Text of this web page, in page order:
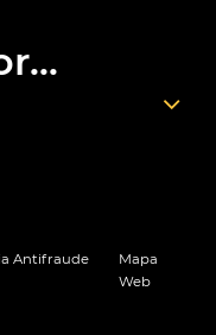
Antifraude
Mapa
Web